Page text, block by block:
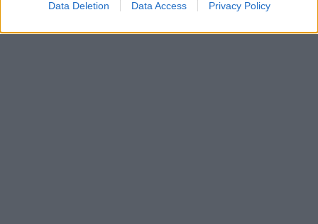
Data Deletion Data Access Privacy Policy